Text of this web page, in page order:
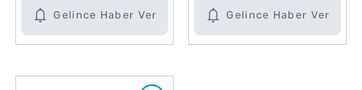
Gelince Haber Ver Gelince Haber Ver